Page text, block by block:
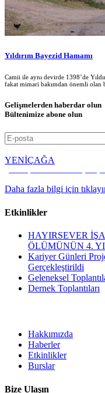
Yıldırım Bayezid Hamamı
Camii ile aynı devirde 1398’de
fakat mimari bakımdan önemli olan
Gelişmelerden haberdar olun
Bültenimize abone olun
YENİÇAĞA
Daha fazla bilgi için
Etkinlikler
HAYIRSEVER
ÖLÜMÜNÜN 4.
Kariyer Günleri
Gerçekleştirildi
Geleneksel
Dernek Toplantıları
Hakkımızda
Haberler
Etkinlikler
Burslar
Bize Ulaşın